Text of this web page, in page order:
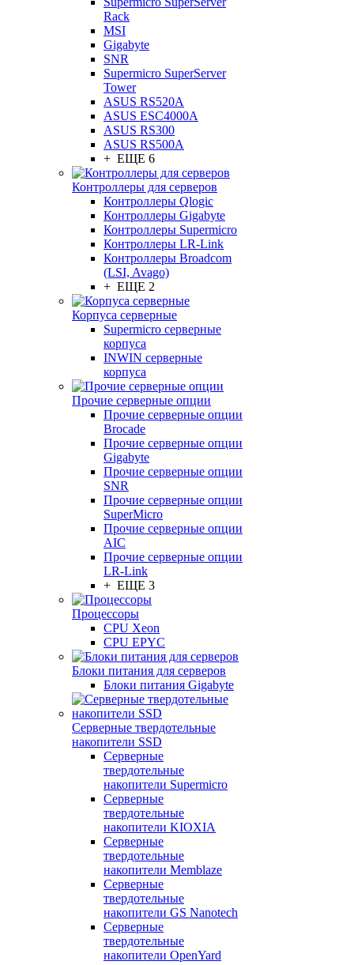
Rack
MSI
Gigabyte
SNR
Supermicro SuperServer
Tower
ASUS RS520A
ASUS ESC4000A
ASUS RS300
ASUS RS500A
+ ЕЩЕ 6
Контроллеры для серверов
Контроллеры Qlogic
Контроллеры Gigabyte
Контроллеры Supermicro
Контроллеры LR-Link
Контроллеры Broadcom
(LSI, Avago)
+ ЕЩЕ 2
Корпуса серверные
Supermicro серверные
корпуса
INWIN серверные
корпуса
Прочие серверные опции
Прочие серверные опции
Brocade
Прочие серверные опции
Gigabyte
Прочие серверные опции
SNR
Прочие серверные опции
SuperMicro
Прочие серверные опции
AIC
Прочие серверные опции
LR-Link
+ ЕЩЕ 3
Процессоры
CPU Xeon
CPU EPYC
Блоки питания для серверов
Блоки питания Gigabyte
Серверные твердотельные
накопители SSD
Cерверные
твердотельные
накопители Supermicro
Cерверные
твердотельные
накопители KIOXIA
Cерверные
твердотельные
накопители Memblaze
Cерверные
твердотельные
накопители GS Nanotech
Серверные
твердотельные
накопители OpenYard